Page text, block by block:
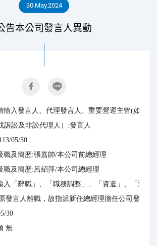
專
30.May.2024
告本公司發言人異動
輸入發言人、代理發言人、重要營運主管(如:執
訴訟及非訟代理人）:發言人
05/30
職及簡歷:張嘉帥/本公司前總經理
職及簡歷:呂紹萍/本公司總經理
入「辭職」、「職務調整」、「資遣」、「退休
發言人離職，故指派新任總經理擔任公司發言人
30
:無